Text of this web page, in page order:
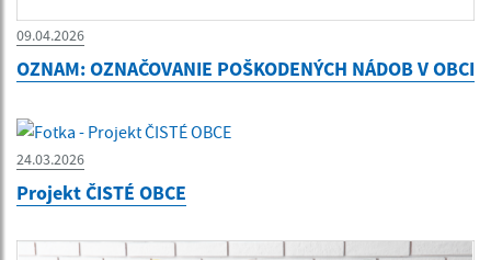
09.04.2026
OZNAM: OZNAČOVANIE POŠKODENÝCH NÁDOB V OBCI
24.03.2026
Projekt ČISTÉ OBCE